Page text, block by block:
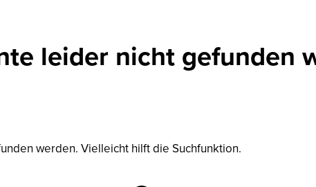
leider nicht gefunden
werden. Vielleicht hilft die Suchfunktion.